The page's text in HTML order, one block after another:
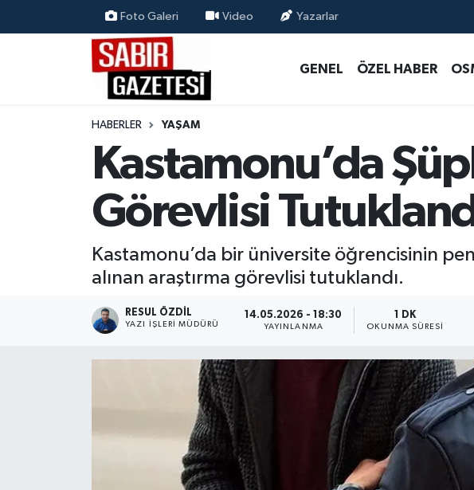
Foto Galeri Video Yazarlar
GENEL ÖZEL HABER
HABERLER YAŞAM
Kastamonu’da
Görevlisi
Kastamonu’da bir üniversite öğrencisinin
alınan araştırma görevlisi tutuklandı.
RESUL ÖZDIL
YAZI İŞLERI MÜDÜRÜ
14.05.2026 - 18:30
YAYINLANMA
1 DK
OKUNMA SÜRESI
ÖZEL HABER
MAGAZİN
EKONOMİ
RESMİ İLANLAR
Osmaniye Nöbetçi Eczaneler
Osmaniye Hava Durumu
Süper Lig Puan Durumu ve Fikstür
Tüm Manşetler
Son Dakika Haberleri
Haber Arşivi